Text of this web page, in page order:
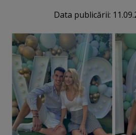
Data publicării: